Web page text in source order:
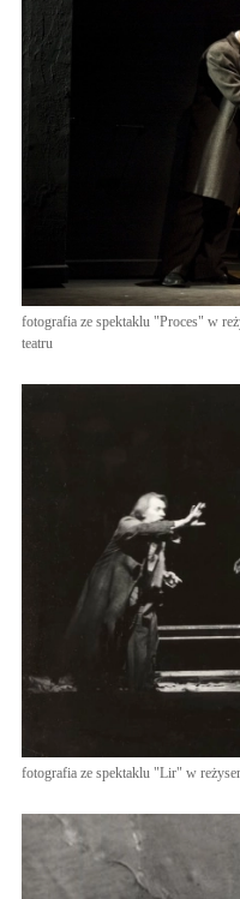
fotografia ze spektaklu "Proces" w
teatru
fotografia ze spektaklu "Lir" w